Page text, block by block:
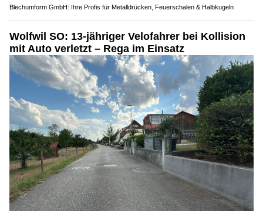
Blechumform GmbH: Ihre Profis für Metalldrücken, Feuerschalen & Halbkugeln
Wolfwil SO: 13-jähriger Velofahrer bei Kollision
mit Auto verletzt – Rega im Einsatz